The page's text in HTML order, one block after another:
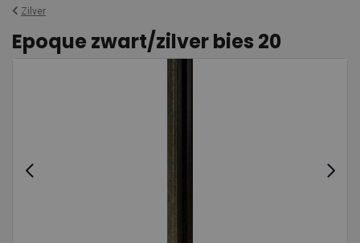
Zilver
Epoque zwart/zilver bies 20